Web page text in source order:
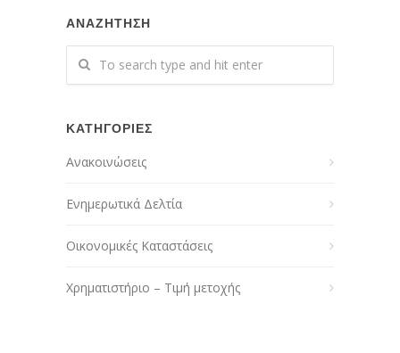
ΑΝΑΖΗΤΗΣΗ
ΚΑΤΗΓΟΡΙΕΣ
Ανακοινώσεις
Ενημερωτικά Δελτία
Οικονομικές Καταστάσεις
Χρηματιστήριο – Τιμή μετοχής